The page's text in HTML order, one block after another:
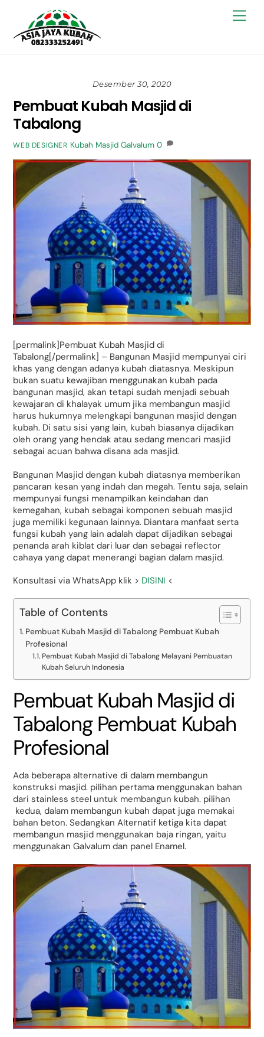
content
Desember 30, 2020
Pembuat Kubah Masjid di
Tabalong
WEB DESIGNER Kubah Masjid Galvalum 0
[permalink]Pembuat Kubah Masjid di
Tabalong[/permalink] – Bangunan Masjid mempunyai ciri
khas yang dengan adanya kubah diatasnya. Meskipun
bukan suatu kewajiban menggunakan kubah pada
bangunan masjid, akan tetapi sudah menjadi sebuah
kewajaran di khalayak umum jika membangun masjid
harus hukumnya melengkapi bangunan masjid dengan
kubah. Di satu sisi yang lain, kubah biasanya dijadikan
oleh orang yang hendak atau sedang mencari masjid
sebagai acuan bahwa disana ada masjid.
Bangunan Masjid dengan kubah diatasnya memberikan
pancaran kesan yang indah dan megah. Tentu saja, selain
mempunyai fungsi menampilkan keindahan dan
kemegahan, kubah sebagai komponen sebuah masjid
juga memiliki kegunaan lainnya. Diantara manfaat serta
fungsi kubah yang lain adalah dapat dijadikan sebagai
penanda arah kiblat dari luar dan sebagai reflector
cahaya yang dapat menerangi bagian dalam masjid.
Konsultasi via WhatsApp klik > DISINI <
Table of Contents
Pembuat Kubah Masjid di Tabalong Pembuat Kubah
Profesional
Pembuat Kubah Masjid di Tabalong Melayani Pembuatan
Kubah Seluruh Indonesia
Pembuat Kubah Masjid di
Tabalong Pembuat Kubah
Profesional
Ada beberapa alternative di dalam membangun
konstruksi masjid. pilihan pertama menggunakan bahan
dari stainless steel untuk membangun kubah. pilihan
kedua, dalam membangun kubah dapat juga memakai
bahan beton. Sedangkan Alternatif ketiga kita dapat
membangun masjid menggunakan baja ringan, yaitu
menggunakan Galvalum dan panel Enamel.